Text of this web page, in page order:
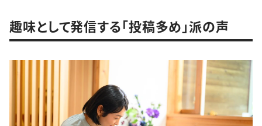
趣味として発信する「投稿多め」派の声